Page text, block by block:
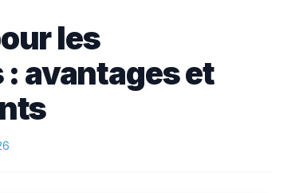
les
avantages et